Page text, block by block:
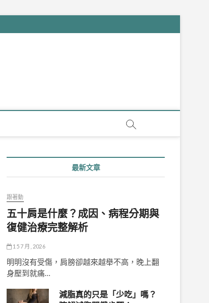
最新文章
跟著動
五十肩是什麼？成因、病程分期與
復健治療完整解析
15 7 月, 2026
明明沒有受傷，肩膀卻越來越舉不高，晚上翻
身壓到就痛…
減脂真的只是「少吃」嗎？